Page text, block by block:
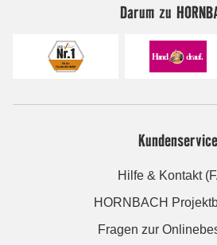
Darum zu
Kundenservice
Hilfe & Kontakt
HORNBACH
Fragen zur